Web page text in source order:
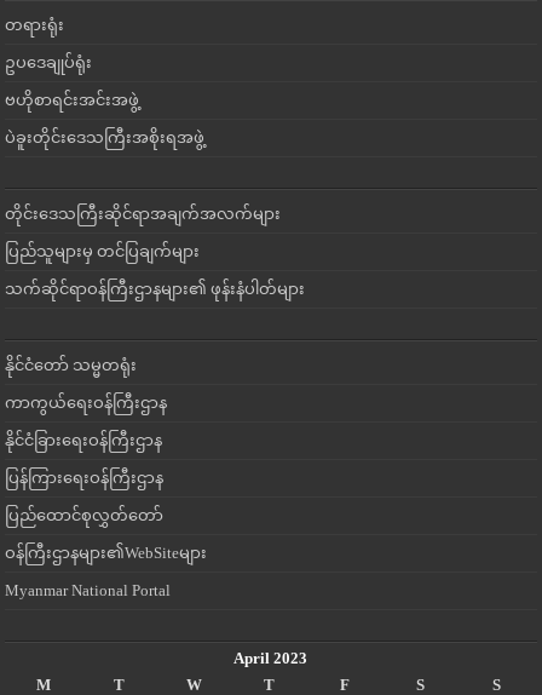
တရားရုံး
ဥပဒေချုပ်ရုံး
ဗဟိုစာရင်းအင်းအဖွဲ့
ပဲခူးတိုင်းဒေသကြီးအစိုးရအဖွဲ့
တိုင်းဒေသကြီးဆိုင်ရာအချက်အလက်များ
ပြည်သူများမှ တင်ပြချက်များ
သက်ဆိုင်ရာဝန်ကြီးဌာနများ၏ ဖုန်းနံပါတ်များ
နိုင်ငံတော် သမ္မတရုံး
ကာကွယ်ရေးဝန်ကြီးဌာန
နိုင်ငံခြားရေးဝန်ကြီးဌာန
ပြန်ကြားရေးဝန်ကြီးဌာန
ပြည်ထောင်စုလွှတ်တော်
ဝန်ကြီးဌာနများ၏WebSiteများ
Myanmar National Portal
April 2023
M
T W T F S S